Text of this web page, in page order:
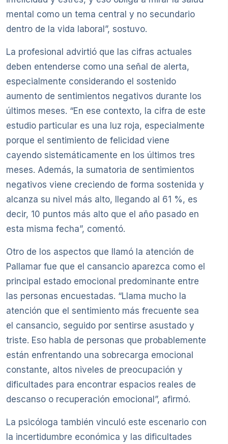
mental como un tema central y no secundario
dentro de la vida laboral”, sostuvo.
La profesional advirtió que las cifras actuales
deben entenderse como una señal de alerta,
especialmente considerando el sostenido
aumento de sentimientos negativos durante los
últimos meses. “En ese contexto, la cifra de este
estudio particular es una luz roja, especialmente
porque el sentimiento de felicidad viene
cayendo sistemáticamente en los últimos tres
meses. Además, la sumatoria de sentimientos
negativos viene creciendo de forma sostenida y
alcanza su nivel más alto, llegando al 61 %, es
decir, 10 puntos más alto que el año pasado en
esta misma fecha”, comentó.
Otro de los aspectos que llamó la atención de
Pallamar fue que el cansancio aparezca como el
principal estado emocional predominante entre
las personas encuestadas. “Llama mucho la
atención que el sentimiento más frecuente sea
el cansancio, seguido por sentirse asustado y
triste. Eso habla de personas que probablemente
están enfrentando una sobrecarga emocional
constante, altos niveles de preocupación y
dificultades para encontrar espacios reales de
descanso o recuperación emocional”, afirmó.
La psicóloga también vinculó este escenario con
la incertidumbre económica y las dificultades